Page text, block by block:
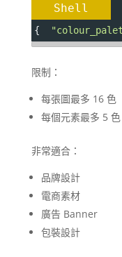
Shell
{
限制：
每張圖最多 16 色
每個元素最多 5 色
非常適合：
品牌設計
電商素材
廣告 Banner
包裝設計